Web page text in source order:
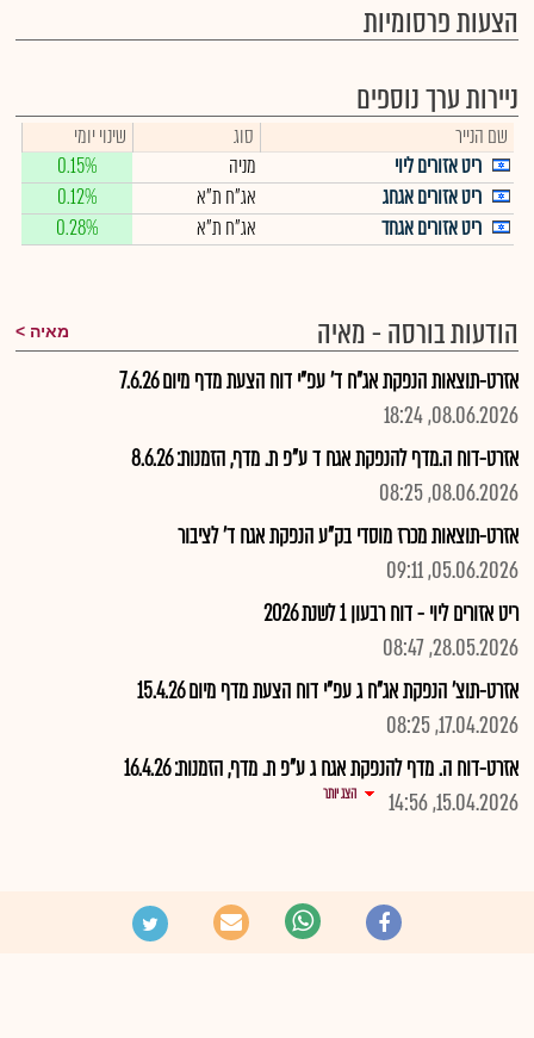
הצעות פרסומיות
ניירות ערך נוספים
שם הנייר סוג
שינוי יומי
ריט אזורים ליוי
מניה
0.15%
ריט אזורים אגחג
אג"ח ת"א
0.12%
ריט אזורים אגחד
אג"ח ת"א 0.28%
הודעות בורסה - מאיה מאיה
אזרט-תוצאות הנפקת אג"ח ד' עפ"י דוח הצעת מדף מיום 7.6.26
08.06.2026, 18:24
אזרט-דוח ה.מדף להנפקת אגח ד ע"פ ת. מדף, הזמנות: 8.6.26
08.06.2026, 08:25
אזרט-תוצאות מכרז מוסדי בק"ע הנפקת אגח ד' לציבור
05.06.2026, 09:11
ריט אזורים ליוי - דוח רבעון 1 לשנת 2026
28.05.2026, 08:47
אזרט-תוצ' הנפקת אג"ח ג עפ"י דוח הצעת מדף מיום 15.4.26
17.04.2026, 08:25
אזרט-דוח ה. מדף להנפקת אגח ג ע"פ ת. מדף, הזמנות: 16.4.26
15.04.2026, 14:56
הצג יותר